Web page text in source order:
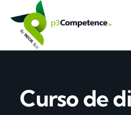
content
Curso de